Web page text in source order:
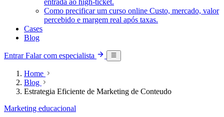
entrada ao high-ticket.
Como precificar um curso online Custo, mercado, valor
percebido e margem real após taxas.
Cases
Blog
EntrarFalar com especialista
Home
Blog
Estrategia Eficiente de Marketing de Conteudo
Marketing educacional